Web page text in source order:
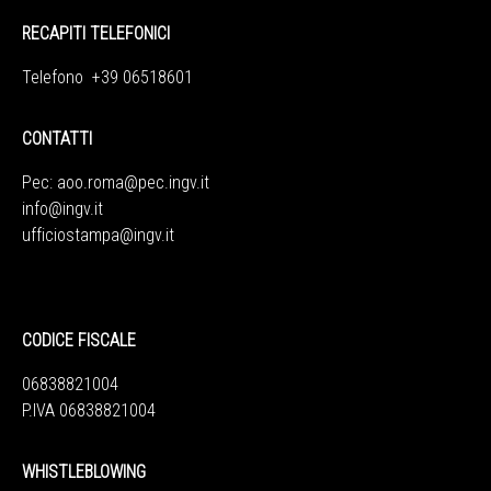
RECAPITI TELEFONICI
Telefono +39 06518601
CONTATTI
Pec: aoo.roma@pec.ingv.it
info@ingv.it
ufficiostampa@ingv.it
CODICE FISCALE
06838821004
P.IVA 06838821004
WHISTLEBLOWING